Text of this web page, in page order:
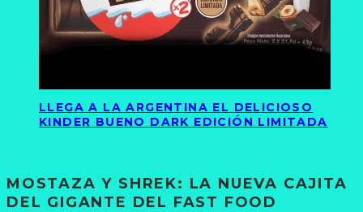
LLEGA A LA ARGENTINA EL DELICIOSO
KINDER BUENO DARK EDICIÓN LIMITADA
MOSTAZA Y SHREK: LA NUEVA CAJITA
DEL GIGANTE DEL FAST FOOD